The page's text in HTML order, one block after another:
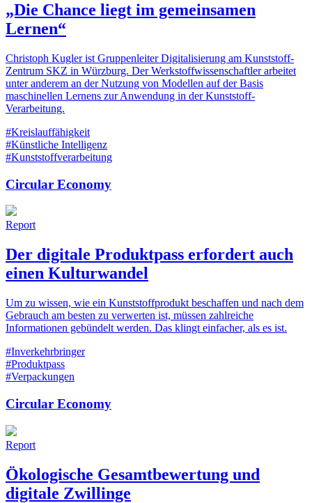
„Die Chance liegt im gemeinsamen
Lernen“
Christoph Kugler ist Gruppenleiter Digitalisierung am Kunststoff-
Zentrum SKZ in Würzburg. Der Werkstoffwissenschaftler arbeitet
unter anderem an der Nutzung von Modellen auf der Basis
maschinellen Lernens zur Anwendung in der Kunststoff-
Verarbeitung.
#Kreislauffähigkeit
#Künstliche Intelligenz
#Kunststoffverarbeitung
Circular Economy
Report
Der digitale Produktpass erfordert auch
einen Kulturwandel
Um zu wissen, wie ein Kunststoffprodukt beschaffen und nach dem
Gebrauch am besten zu verwerten ist, müssen zahlreiche
Informationen gebündelt werden. Das klingt einfacher, als es ist.
#Inverkehrbringer
#Produktpass
#Verpackungen
Circular Economy
Report
Ökologische Gesamtbewertung und
digitale Zwillinge